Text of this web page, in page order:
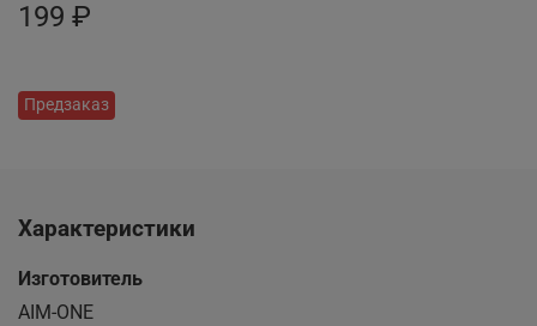
Предзаказ
199 ₽
Характеристики
Изготовитель
AIM-ONE